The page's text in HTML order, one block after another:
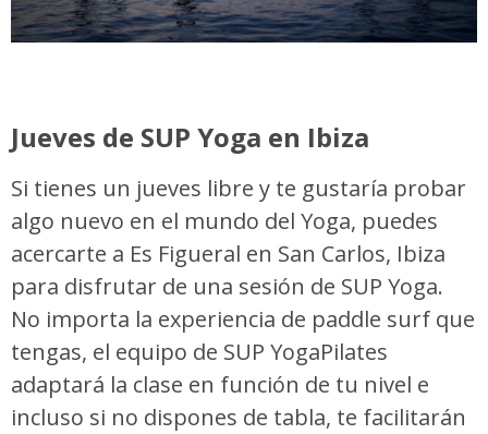
Jueves de SUP Yoga en Ibiza
Si tienes un jueves libre y te gustaría probar
algo nuevo en el mundo del Yoga, puedes
acercarte a Es Figueral en San Carlos, Ibiza
para disfrutar de una sesión de SUP Yoga.
No importa la experiencia de paddle surf que
tengas, el equipo de SUP YogaPilates
adaptará la clase en función de tu nivel e
incluso si no dispones de tabla, te facilitarán